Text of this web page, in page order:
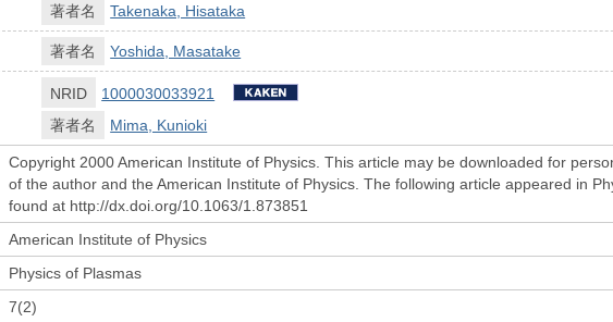
著者名 Takenaka, Hisataka
著者名 Yoshida, Masatake
NRID
1000030033921
著者名
Mima, Kunioki
Copyright 2000 American Institute of Physics. This article may be downloaded for
of the author and the American Institute of Physics. The following article appeared in
found at http://dx.doi.org/10.1063/1.873851
American Institute of Physics
Physics of Plasmas
7(2)